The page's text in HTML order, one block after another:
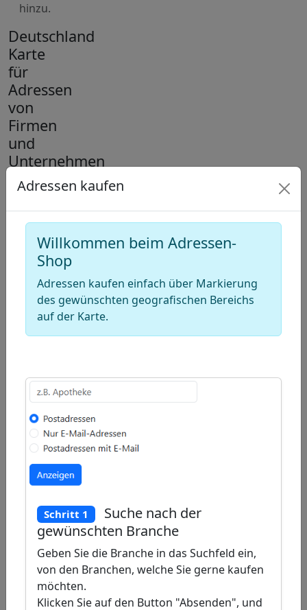
hinzu.
Deutschland
Karte
für
Adressen
von
Firmen
und
Unternehmen
+
−
Draw
polygon
Draw
rectangle
Draw
Edit
layers
Delete
Adressen kaufen
Willkommen beim Adressen-
Shop
Adressen kaufen einfach über Markierung
des gewünschten geografischen Bereichs
auf der Karte.
Schritt 1
Suche nach der
gewünschten Branche
Geben Sie die Branche in das Suchfeld ein,
von den Branchen, welche Sie gerne kaufen
möchten.
Klicken Sie auf den Button "Absenden", und